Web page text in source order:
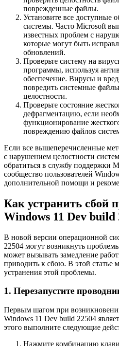
поврежденные файлы.
Установите все доступные
системы. Часто Microsoft
известных проблем с
которые могут быть
обновлений.
Проверьте систему на
программы, используя
обеспечение. Вирусы и
повредить системные
целостности.
Проверьте состояние
дефрагментацию, если
функционирование
повреждению файлов
Если все вышеперечисленные
с нарушением целостности
обратиться в службу поддержки
сообщество пользователей
дополнительной помощи и
Как устранить сбой
Windows 11 Dev build
В новой версии операционной
22504 могут возникнуть
может вызывать замедление
приводить к сбою. В этой статье
устранения этой проблемы.
1. Перезапустите
Первым шагом при
Windows 11 Dev build 22504
этого выполните следующие
Нажмите комбинацию